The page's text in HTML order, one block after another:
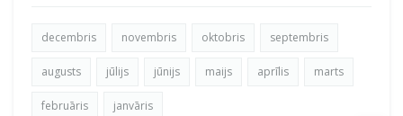
decembris novembris oktobris septembris
augusts jūlijs jūnijs maijs aprīlis marts
februāris janvāris